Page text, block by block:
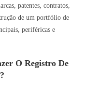
patentes, contratos,
de um portfólio de
periféricas e
O Registro De